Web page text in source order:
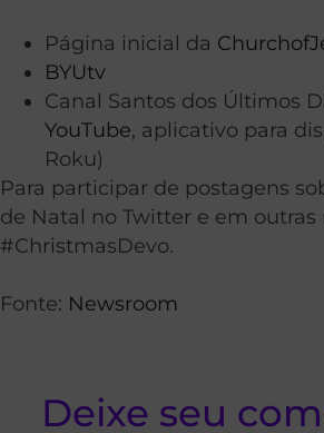
Página inicial da
BYUtv
Canal Santos dos Últimos
YouTube, aplicativo para
Roku)
Para participar de postagens
de Natal no Twitter e em outras
#ChristmasDevo.
Fonte: Newsroom
Deixe seu